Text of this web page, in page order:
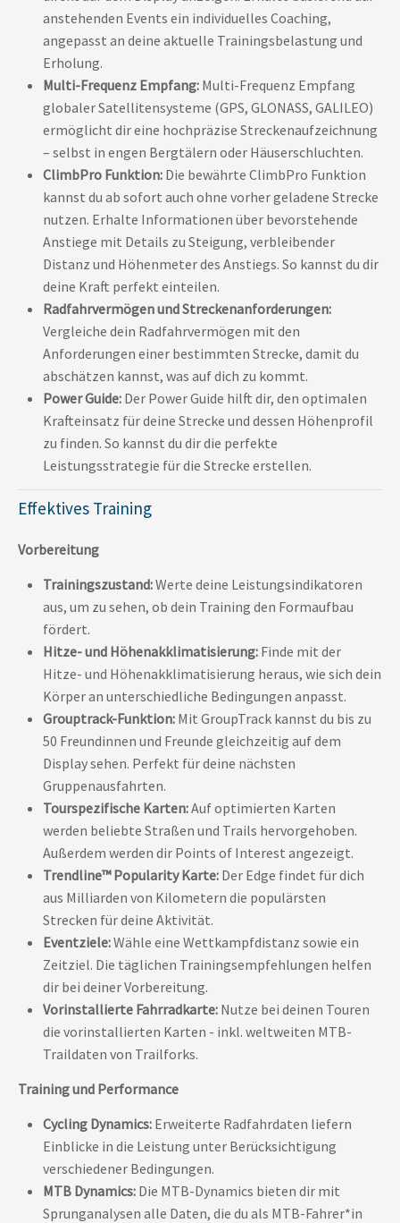
anstehenden Events ein individuelles Coaching,
angepasst an deine aktuelle Trainingsbelastung und
Erholung.
Multi-Frequenz Empfang: Multi-Frequenz Empfang
globaler Satellitensysteme (GPS, GLONASS, GALILEO)
ermöglicht dir eine hochpräzise Streckenaufzeichnung
– selbst in engen Bergtälern oder Häuserschluchten.
ClimbPro Funktion: Die bewährte ClimbPro Funktion
kannst du ab sofort auch ohne vorher geladene Strecke
nutzen. Erhalte Informationen über bevorstehende
Anstiege mit Details zu Steigung, verbleibender
Distanz und Höhenmeter des Anstiegs. So kannst du dir
deine Kraft perfekt einteilen.
Radfahrvermögen und Streckenanforderungen:
Vergleiche dein Radfahrvermögen mit den
Anforderungen einer bestimmten Strecke, damit du
abschätzen kannst, was auf dich zu kommt.
Power Guide: Der Power Guide hilft dir, den optimalen
Krafteinsatz für deine Strecke und dessen Höhenprofil
zu finden. So kannst du dir die perfekte
Leistungsstrategie für die Strecke erstellen.
Effektives Training
Vorbereitung
Trainingszustand:Werte deine Leistungsindikatoren
aus, um zu sehen, ob dein Training den Formaufbau
fördert.
Hitze- und Höhenakklimatisierung: Finde mit der
Hitze- und Höhenakklimatisierung heraus, wie sich dein
Körper an unterschiedliche Bedingungen anpasst.
Grouptrack-Funktion: Mit GroupTrack kannst du bis zu
50 Freundinnen und Freunde gleichzeitig auf dem
Display sehen. Perfekt für deine nächsten
Gruppenausfahrten.
Tourspezifische Karten:Auf optimierten Karten
werden beliebte Straßen und Trails hervorgehoben.
Außerdem werden dir Points of Interest angezeigt.
Trendline™ Popularity Karte: Der Edge findet für dich
aus Milliarden von Kilometern die populärsten
Strecken für deine Aktivität.
Eventziele:Wähle eine Wettkampfdistanz sowie ein
Zeitziel. Die täglichen Trainingsempfehlungen helfen
dir bei deiner Vorbereitung.
Vorinstallierte Fahrradkarte: Nutze bei deinen Touren
die vorinstallierten Karten - inkl. weltweiten MTB-
Traildaten von Trailforks.
Training und Performance
Cycling Dynamics: Erweiterte Radfahrdaten liefern
Einblicke in die Leistung unter Berücksichtigung
verschiedener Bedingungen.
MTB Dynamics: Die MTB-Dynamics bieten dir mit
Sprunganalysen alle Daten, die du als MTB-Fahrer*in